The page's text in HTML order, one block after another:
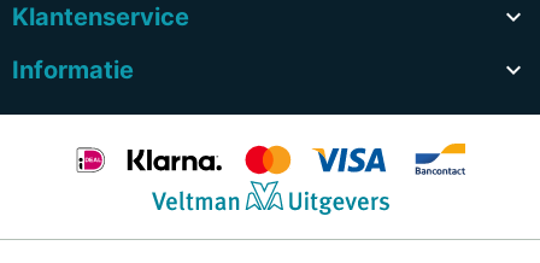
Klantenservice

Informatie
